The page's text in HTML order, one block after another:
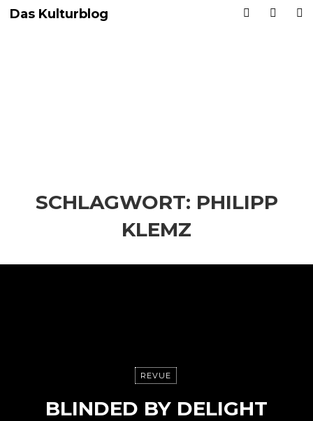
Das Kulturblog
SCHLAGWORT: PHILIPP
KLEMZ
REVUE
BLINDED BY DELIGHT